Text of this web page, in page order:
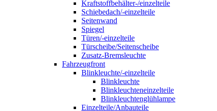
Kraftstoffbehälter-/einzelteile
Schiebedach/-einzelteile
Seitenwand
Spiegel
Türen/-einzelteile
Türscheibe/Seitenscheibe
Zusatz-Bremsleuchte
Fahrzeugfront
Blinkleuchte/-einzelteile
Blinkleuchte
Blinkleuchteneinzelteile
Blinkleuchtenglühlampe
Einzelteile/Anbauteile